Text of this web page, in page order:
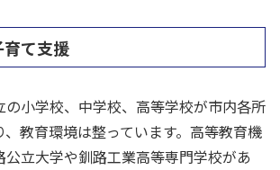
て支援
の小学校、中学校、高等学校が市内各所
、教育環境は整っています。高等教育機
公立大学や釧路工業高等専門学校があ